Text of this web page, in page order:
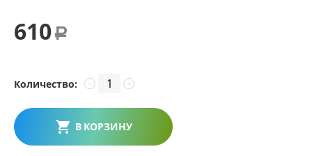
610 Р
Количество: +
−
В КОРЗИНУ